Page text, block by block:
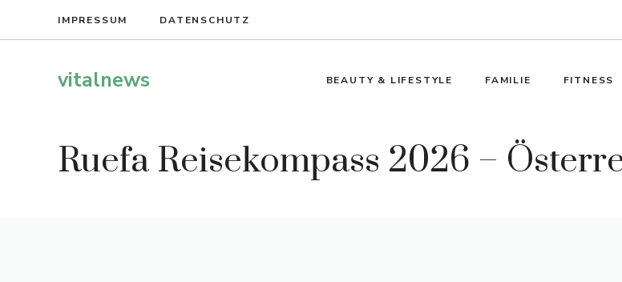
IMPRESSUM DATENSCHUTZ
vitalnews BEAUTY & LIFESTYLE FAMILIE FITNESS
Ruefa Reisekompass 2026 –